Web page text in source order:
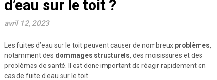
d’eau sur le toit ?
avril 12, 2023
Les fuites d’eau sur le toit peuvent causer de nombreux problèmes,
notamment des dommages structurels, des moisissures et des
problèmes de santé. Il est donc important de réagir rapidement en
cas de fuite d’eau sur le toit.